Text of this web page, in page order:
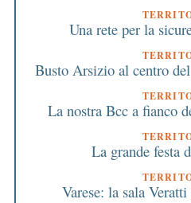
Una rete per la
Busto Arsizio al centro
La nostra Bcc a fianco
La grande festa
Varese: la sala